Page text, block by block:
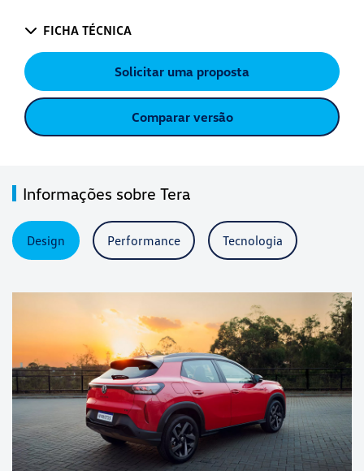
FICHA TÉCNICA
Solicitar uma proposta
Comparar versão
Informações sobre Tera
Design Performance Tecnologia